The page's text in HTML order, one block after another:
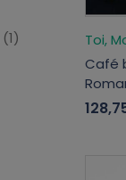
(1)
Toi,
Café